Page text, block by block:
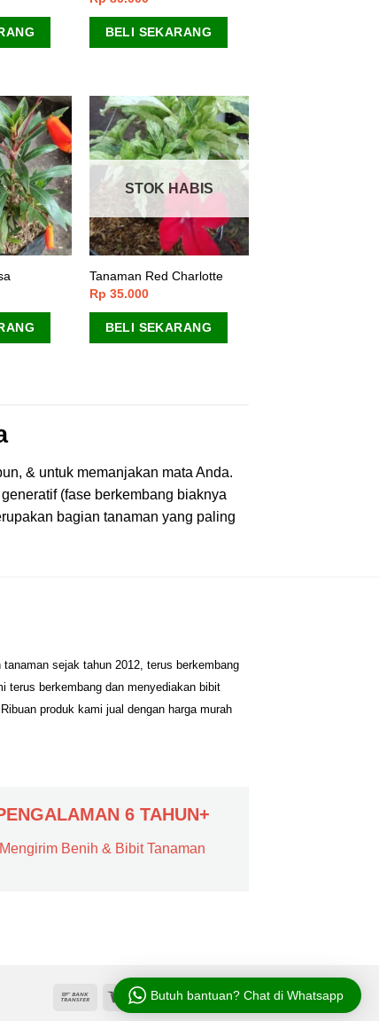
BELI SEKARANG
STOK HABIS
Tanaman Red Charlotte
Rp 35.000
BELI SEKARANG
& untuk memanjakan mata Anda.
(fase berkembang biaknya
bagian tanaman yang paling
sejak tahun 2012, terus berkembang
terus berkembang dan menyediakan bibit
produk kami jual dengan harga murah
6 TAHUN+
Mengirim Benih & Bibit Tanaman
Butuh bantuan? Chat di Whatsapp